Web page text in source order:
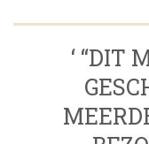
‘ “DIT